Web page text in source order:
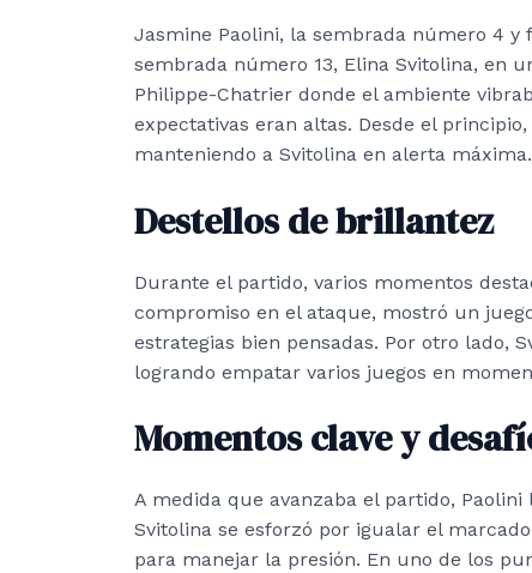
Jasmine Paolini, la sembrada número 4 y
sembrada número 13, Elina Svitolina, en
Philippe-Chatrier donde el ambiente
expectativas eran altas. Desde el
manteniendo a Svitolina en alerta máxima.
Destellos de brillantez
Durante el partido, varios momentos
compromiso en el ataque, mostró un
estrategias bien pensadas. Por otro lado,
logrando empatar varios juegos en
Momentos clave y
A medida que avanzaba el partido,
Svitolina se esforzó por igualar el
para manejar la presión. En uno de los